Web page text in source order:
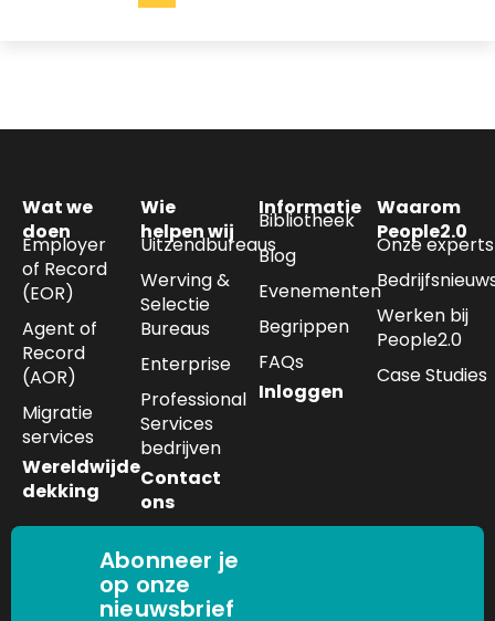
Wat we
doen
Employer
of Record
(EOR)
Agent of
Record
(AOR)
Migratie
services
Wereldwijde
dekking
Wie
helpen wij
Uitzendbureaus
Werving &
Selectie
Bureaus
Enterprise
Professional
Services
bedrijven
Contact
ons
Informatie
Bibliotheek
Blog
Evenementen
Begrippen
FAQs
Inloggen
Waarom
People2.0
Onze experts
Werken bij
People2.0
Case Studies
Abonneer je
op onze
nieuwsbrief